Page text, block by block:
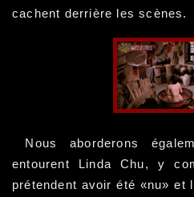
cachent derrière les scènes.
Nous aborderons
entourent Linda Chu, y
prétendent avoir été «nu» et